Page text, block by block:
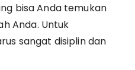
bisa Anda temukan
Anda. Untuk
sangat disiplin dan